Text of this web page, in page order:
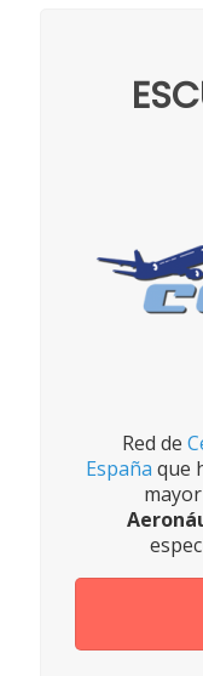
Red de
España que
mayor